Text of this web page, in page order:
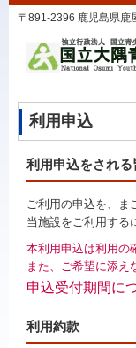
〒891-2396 鹿児島県
利用申込
利用申込をされる
ご利用の申込を、ま
当施設をご利用する
本利用申込は利用の
また、ご希望に添え
申込受付期間に
利用約款